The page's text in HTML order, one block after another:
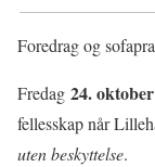
Foredrag og
Fredag 24. oktober
fellesskap når
uten beskyttelse.